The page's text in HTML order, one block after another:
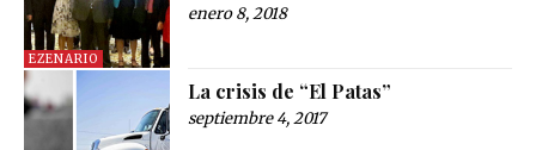
EZENARIO
enero 8, 2018
La crisis de “El Patas”
septiembre 4, 2017